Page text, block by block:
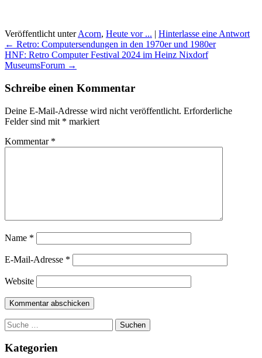
Veröffentlicht unterAcorn, Heute vor ... | Hinterlasse eine Antwort
Beitragsnavigation
← Retro: Computersendungen in den 1970er und 1980er
HNF: Retro Computer Festival 2024 im Heinz Nixdorf
MuseumsForum →
Schreibe einen Kommentar
Deine E-Mail-Adresse wird nicht veröffentlicht. Erforderliche
Felder sind mit * markiert
Kommentar *
Name *
E-Mail-Adresse *
Website
Suchen
Kategorien